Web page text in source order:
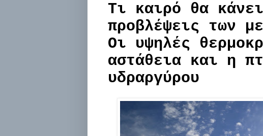
Τι καιρό θα
προβλέψεις των
Οι υψηλές
αστάθεια και η
υδραργύρου